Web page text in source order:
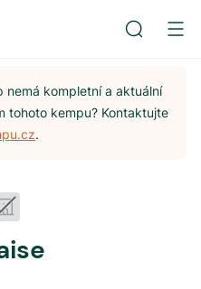
nemá kompletní a aktuální
tohoto kempu? Kontaktujte
.